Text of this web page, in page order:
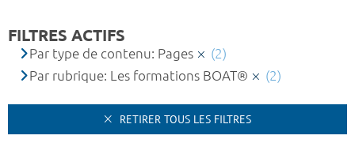
FILTRES ACTIFS
Par type de contenu: Pages
(2)
Par rubrique: Les formations BOAT®
(2)
RETIRER TOUS LES FILTRES